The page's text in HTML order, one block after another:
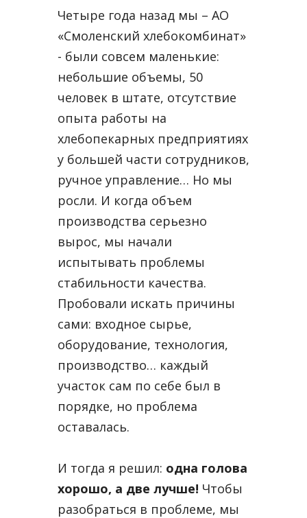
Четыре года назад мы – АО
«Смоленский хлебокомбинат»
- были совсем маленькие:
небольшие объемы, 50
человек в штате, отсутствие
опыта работы на
хлебопекарных предприятиях
у большей части сотрудников,
ручное управление… Но мы
росли. И когда объем
производства серьезно
вырос, мы начали
испытывать проблемы
стабильности качества.
Пробовали искать причины
сами: входное сырье,
оборудование, технология,
производство… каждый
участок сам по себе был в
порядке, но проблема
оставалась.
И тогда я решил: одна голова
хорошо, а две лучше! Чтобы
разобраться в проблеме, мы